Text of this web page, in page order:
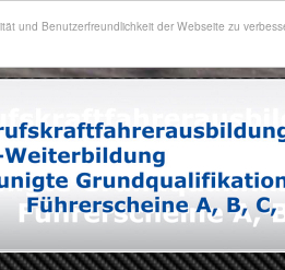
und Benutzerfreundlichkeit der Webseite zu